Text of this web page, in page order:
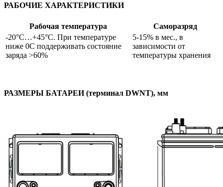
РАБОЧИЕ ХАРАКТЕРИСТИКИ
Рабочая температура
Саморазряд
-20°C…+45°C. При температуре
ниже 0С поддерживать состояние
заряда >60%
5-15% в мес., в
зависимости от
температуры хранения
РАЗМЕРЫ БАТАРЕИ (терминал DWNT), мм